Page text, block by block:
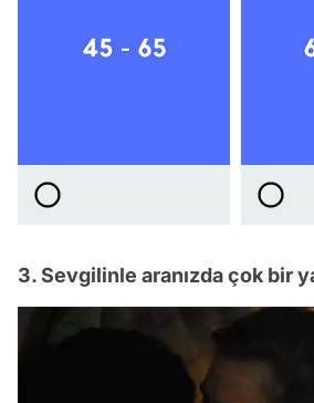
3. Sevgilinle aranızda çok bir